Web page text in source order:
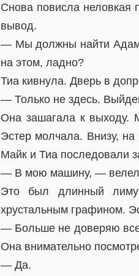
Снова повисла неловкая
вывод.
— Мы должны найти
на этом, ладно?
Тиа кивнула. Дверь в
— Только не здесь.
Она зашагала к выходу.
Эстер молчала. Внизу,
Майк и Тиа последовали
— В мою машину, —
Это был длинный
хрустальным графином.
— Больше не доверяю
Она внимательно
— Да.